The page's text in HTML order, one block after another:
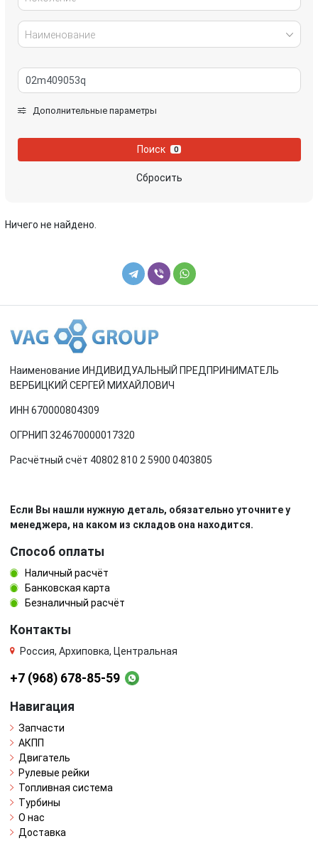
Land Rover
Mazda Mercedes-Benz
Nissan Opel
Toyota
Volvo
Наименование
Дополнительные параметры
Поиск 0
Сбросить
Ничего не найдено.
Наименование ИНДИВИДУАЛЬНЫЙ ПРЕДПРИНИМАТЕЛЬ
ВЕРБИЦКИЙ СЕРГЕЙ МИХАЙЛОВИЧ
ИНН 670000804309
ОГРНИП 324670000017320
Расчётный счёт 40802 810 2 5900 0403805
Если Вы нашли нужную деталь, обязательно уточните у
менеджера, на каком из складов она находится.
Способ оплаты
Наличный расчёт
Банковская карта
Безналичный расчёт
Контакты
Россия, Архиповка, Центральная
+7 (968) 678-85-59
Навигация
Запчасти
АКПП
Двигатель
Рулевые рейки
Топливная система
Турбины
О нас
Доставка